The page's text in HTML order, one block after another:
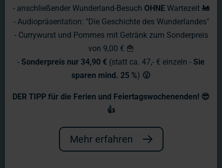
In der letzten Woche hat sich so einiges getan. Der U-Bahn-
Umbau geht voran, in der Modellbauabteilung werden neue
Modelle angefertigt und das Modell der HafenCity wird dem
Original immer ähnlicher.
- anschließender Wunderland-Besuch OHNE Wartezeit 🚂
- Audiopräsentation: "Die Geschichte des Wunderlandes"
- Currywurst und Pommes mit Getränk zum Sonderpreis
von 9,00 € 🍟
- Sonderpreis nur 34,90 € (statt ca. 47,- € einzeln - Sie
sparen mind. 25 %) 😮
DER TIPP für die Ferien und Feiertagswochenenden! 😎
👍
Mehr erfahren